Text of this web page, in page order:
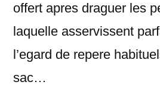
offert apres draguer les
laquelle asservissent
l’egard de repere
sac…